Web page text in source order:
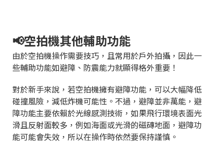
📢空拍機其他輔助功能
由於空拍機操作需要技巧，且常用於戶外拍攝，因此一
些輔助功能如避障、防震能力就顯得格外重要！
對於新手來說，若空拍機擁有避障功能，可以大幅降低
碰撞風險，減低炸機可能性。不過，避障並非萬能，避
障功能主要依賴於光線感測技術，如果飛行環境表面光
滑且反射面較多，例如海面或光滑的磁磚地面，避障功
能可能會失效，所以在操作時依然要保持謹慎。